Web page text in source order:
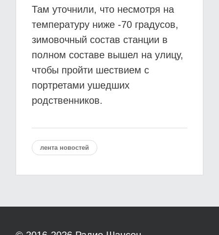
Там уточнили, что несмотря на
температуру ниже -70 градусов,
зимовочный состав станции в
полном составе вышел на улицу,
чтобы пройти шествием с
портретами ушедших
родственников.
лента новостей